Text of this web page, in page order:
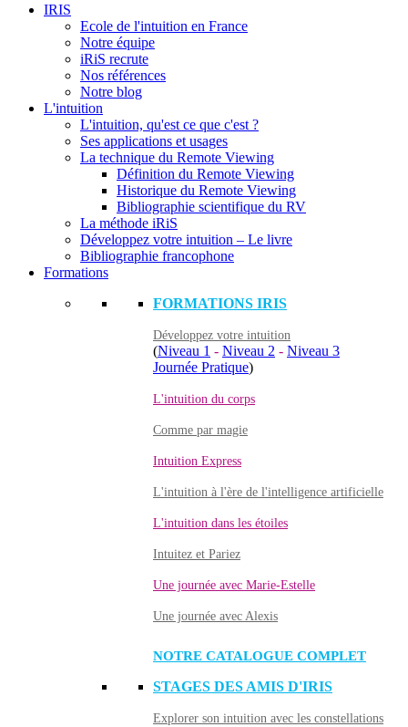
IRIS
Ecole de l'intuition en France
Notre équipe
iRiS recrute
Nos références
Notre blog
L'intuition
L'intuition, qu'est ce que c'est ?
Ses applications et usages
La technique du Remote Viewing
Définition du Remote Viewing
Historique du Remote Viewing
Bibliographie scientifique du RV
La méthode iRiS
Développez votre intuition – Le livre
Bibliographie francophone
Formations
FORMATIONS IRIS
Développez votre intuition
(Niveau 1 - Niveau 2 - Niveau 3
Journée Pratique)
L'intuition du corps
Comme par magie
Intuition Express
L'intuition à l'ère de l'intelligence artificielle
L'intuition dans les étoiles
Intuitez et Pariez
Une journée avec Marie-Estelle
Une journée avec Alexis
NOTRE CATALOGUE COMPLET
STAGES DES AMIS D'IRIS
Explorer son intuition avec les constellations